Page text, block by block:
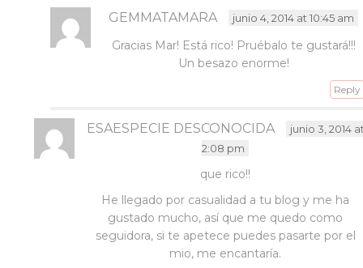
GEMMATAMARA junio 4, 2014 at 10:45 am
Gracias Mar! Está rico! Pruébalo te gustará!!!
Un besazo enorme!
Reply
ESAESPECIE DESCONOCIDA
junio 3, 2014
2:08 pm
que rico!!
He llegado por casualidad a tu blog y me ha
gustado mucho, así que me quedo como
seguidora, si te apetece puedes pasarte por el
mio, me encantaría.